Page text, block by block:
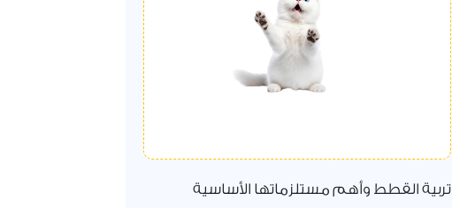
تربية القطط وأهم مستلزماتها الأساسية